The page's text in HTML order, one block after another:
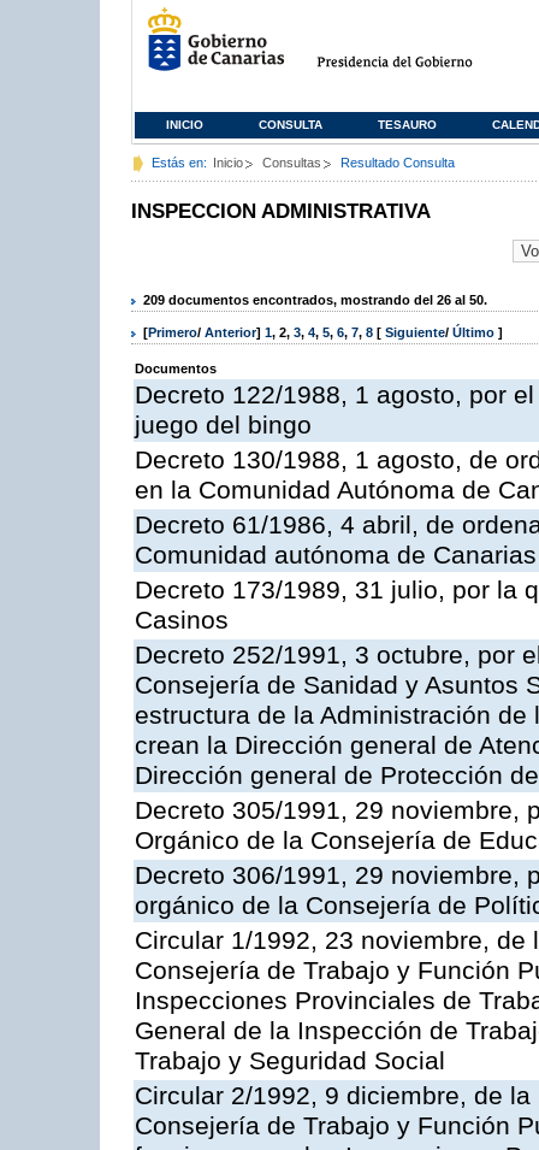
INICIO CONSULTA TESAURO
Estás en: Inicio Consultas Resultado Consulta
INSPECCION ADMINISTRATIVA
209 documentos encontrados, mostrando del 26 al 50.
[Primero/ Anterior] 1, 2, 3, 4, 5, 6, 7, 8 [ Siguiente/ Último ]
Documentos
Decreto 122/1988, 1 agosto, por
juego del bingo
Decreto 130/1988, 1 agosto, de
en la Comunidad Autónoma de
Decreto 61/1986, 4 abril, de
Comunidad autónoma de Canarias
Decreto 173/1989, 31 julio, por la
Casinos
Decreto 252/1991, 3 octubre, por
Consejería de Sanidad y Asuntos
estructura de la Administración
crean la Dirección general de
Dirección general de Protección
Decreto 305/1991, 29 noviembre,
Orgánico de la Consejería de
Decreto 306/1991, 29 noviembre,
orgánico de la Consejería de
Circular 1/1992, 23 noviembre,
Consejería de Trabajo y Función
Inspecciones Provinciales de
General de la Inspección de
Trabajo y Seguridad Social
Circular 2/1992, 9 diciembre, de
Consejería de Trabajo y Función